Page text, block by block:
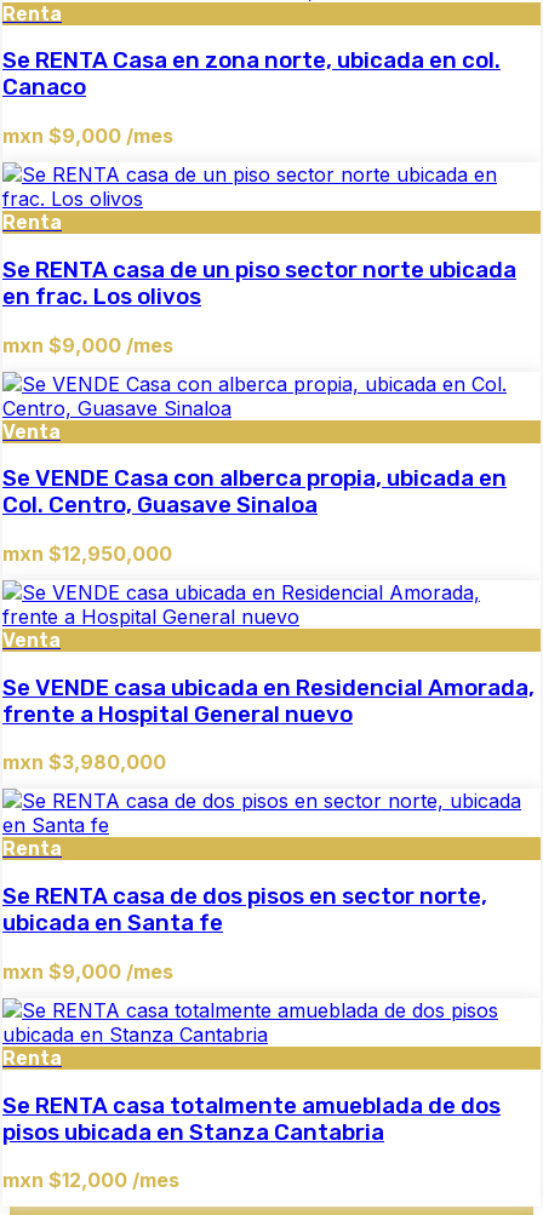
Renta
Se RENTA Casa en zona norte, ubicada en col.
Canaco
mxn $9,000 /mes
Renta
Se RENTA casa de un piso sector norte ubicada
en frac. Los olivos
mxn $9,000 /mes
Venta
Se VENDE Casa con alberca propia, ubicada en
Col. Centro, Guasave Sinaloa
mxn $12,950,000
Venta
Se VENDE casa ubicada en Residencial Amorada,
frente a Hospital General nuevo
mxn $3,980,000
Renta
Se RENTA casa de dos pisos en sector norte,
ubicada en Santa fe
mxn $9,000 /mes
Renta
Se RENTA casa totalmente amueblada de dos
pisos ubicada en Stanza Cantabria
mxn $12,000 /mes